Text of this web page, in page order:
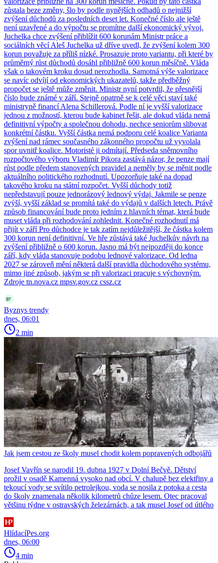
zůstala beze změny, šlo by podle nynějších odhadů o nejnižší
zvýšení důchodů za posledních deset let. Konečné číslo ale ještě
není uzavřené a do výpočtu se promítne další ekonomický vývoj.
Juchelka chce zvýšení přiblížit 600 korunám Ministr práce a
sociálních věcí Aleš Juchelka už dříve uvedl, že zvýšení kolem 300
korun považuje za příliš nízké. Prosazuje proto variantu, při které by
průměrný růst důchodů dosáhl přibližně 600 korun měsíčně. Vláda
však o takovém kroku dosud nerozhodla. Samotná výše valorizace
se navíc odvíjí od ekonomických ukazatelů, takže předběžný
propočet se ještě může změnit. Ministr nyní potvrdil, že přesnější
číslo bude známé v září. Stejně opatrně se k celé věci staví také
ministryně financí Alena Schillerová. Podle ní je vyšší valorizace
jednou z možností, kterou bude kabinet řešit, ale dokud vláda nemá
definitivní výpočty a společnou dohodu, nechce seniorům slibovat
konkrétní částku. Vyšší částka nemá podporu celé koalice Varianta
zvýšení nad rámec současného zákonného propočtu už vyvolala
spor uvnitř koalice. Motoristé ji odmítají. Předseda sněmovního
rozpočtového výboru Vladimír Pikora zastává názor, že penze mají
růst podle předem stanovených pravidel a neměly by se měnit podle
aktuálního politického rozhodnutí. Upozorňuje také na dopad
takového kroku na státní rozpočet. Vyšší důchody totiž
nepředstavují pouze jednorázový lednový výdaj. Jakmile se penze
zvýší, vyšší základ se promítá také do výdajů v dalších letech. Právě
způsob financování bude proto jedním z hlavních témat, která bude
muset vláda při rozhodování zohlednit. Konečné rozhodnutí má
přijít v září Pro důchodce je tak zatím nejdůležitější, že částka kolem
300 korun není definitivní. Ve hře zůstává také Juchelkův návrh na
zvýšení přibližně o 600 korun. Jasno má být nejpozději do konce
září, kdy vláda stanovuje podobu lednové valorizace. Od ledna
2027 se zároveň mění některá další pravidla důchodového systému,
mimo jiné způsob, jakým se při valorizaci pracuje s výchovným.
Zdroje tn.nova.cz mpsv.gov.cz cssz.cz
Byznys trendy
dnes, 06:01
2 min
Jak jsem cestou ze školy musel chodit kolem popravených odbojářů
Josef Vavřín se narodil 19. dubna 1927 v Dolní Bečvě. Dětství
prožil v osadě Kamenná vysoko nad obcí. V chalupě bez elektřiny a
tekoucí vody se svítilo petrolejkou, voda se nosila z potoka a cesta
do školy znamenala několik kilometrů chůze lesem. Otec pracoval
většinu týdne v ostravských železárnách, a tak musel Josef od útlého
HlídacíPes.org
dnes, 06:00
4 min